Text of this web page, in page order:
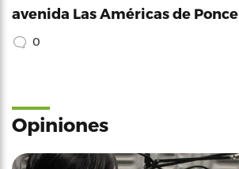
avenida Las Américas de Ponce
0
Opiniones